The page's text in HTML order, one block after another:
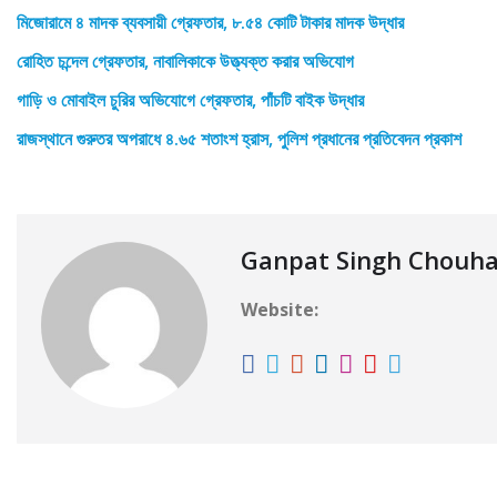
মিজোরামে ৪ মাদক ব্যবসায়ী গ্রেফতার, ৮.৫৪ কোটি টাকার মাদক উদ্ধার
রোহিত চন্দেল গ্রেফতার, নাবালিকাকে উত্ত্যক্ত করার অভিযোগ
গাড়ি ও মোবাইল চুরির অভিযোগে গ্রেফতার, পাঁচটি বাইক উদ্ধার
রাজস্থানে গুরুতর অপরাধে ৪.৬৫ শতাংশ হ্রাস, পুলিশ প্রধানের প্রতিবেদন প্রকাশ
Ganpat Singh
Website: